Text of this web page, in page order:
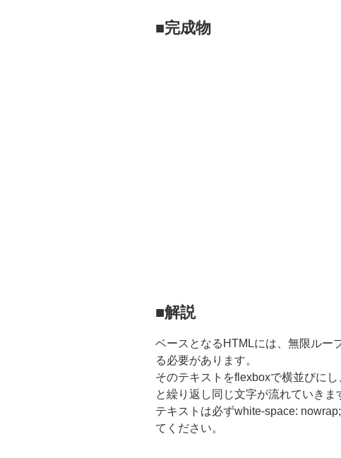
■完成物
■解説
ベースとなるHTMLには、無限ルー
る必要があります。
そのテキストをflexboxで横並びに
と繰り返し同じ文字が流れていきま
テキストは必ずwhite-space:
てください。